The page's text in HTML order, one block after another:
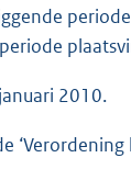
2010.